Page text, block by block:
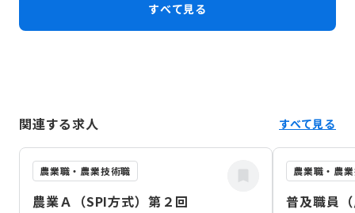
すべて見る
関連する求人 すべて見る
農業職・農業技術職
農業Ａ（SPI方式）第２回
農業職・農
普及職員